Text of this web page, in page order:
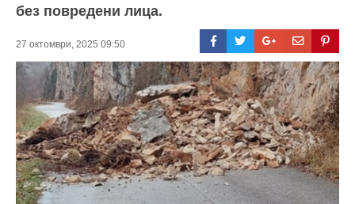
без повредени лица.
27 октомври, 2025 09:50